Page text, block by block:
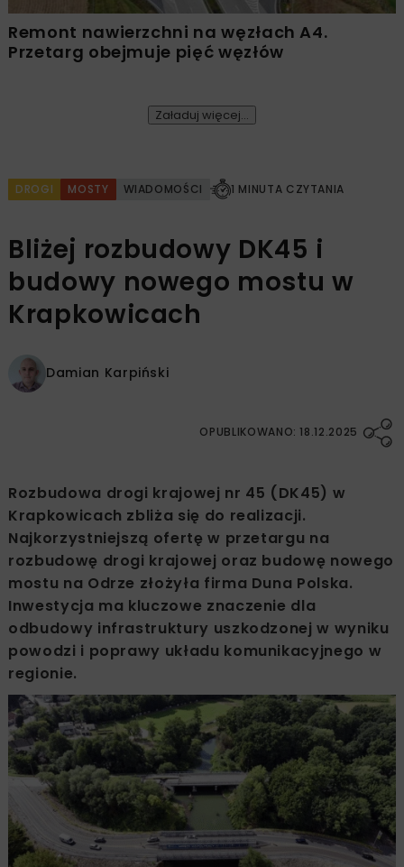
Remont nawierzchni na węzłach A4.
Przetarg obejmuje pięć węzłów
Załaduj więcej...
DROGI MOSTY WIADOMOŚCI 1 MINUTA CZYTANIA
Bliżej rozbudowy DK45 i
budowy nowego mostu w
Krapkowicach
Damian Karpiński
OPUBLIKOWANO: 18.12.2025
Rozbudowa drogi krajowej nr 45 (DK45) w
Krapkowicach zbliża się do realizacji.
Najkorzystniejszą ofertę w przetargu na
rozbudowę drogi krajowej oraz budowę nowego
mostu na Odrze złożyła firma Duna Polska.
Inwestycja ma kluczowe znaczenie dla
odbudowy infrastruktury uszkodzonej w wyniku
powodzi i poprawy układu komunikacyjnego w
regionie.